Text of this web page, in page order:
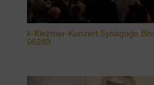
k-Klezmer-Konzert Synagoge
06289